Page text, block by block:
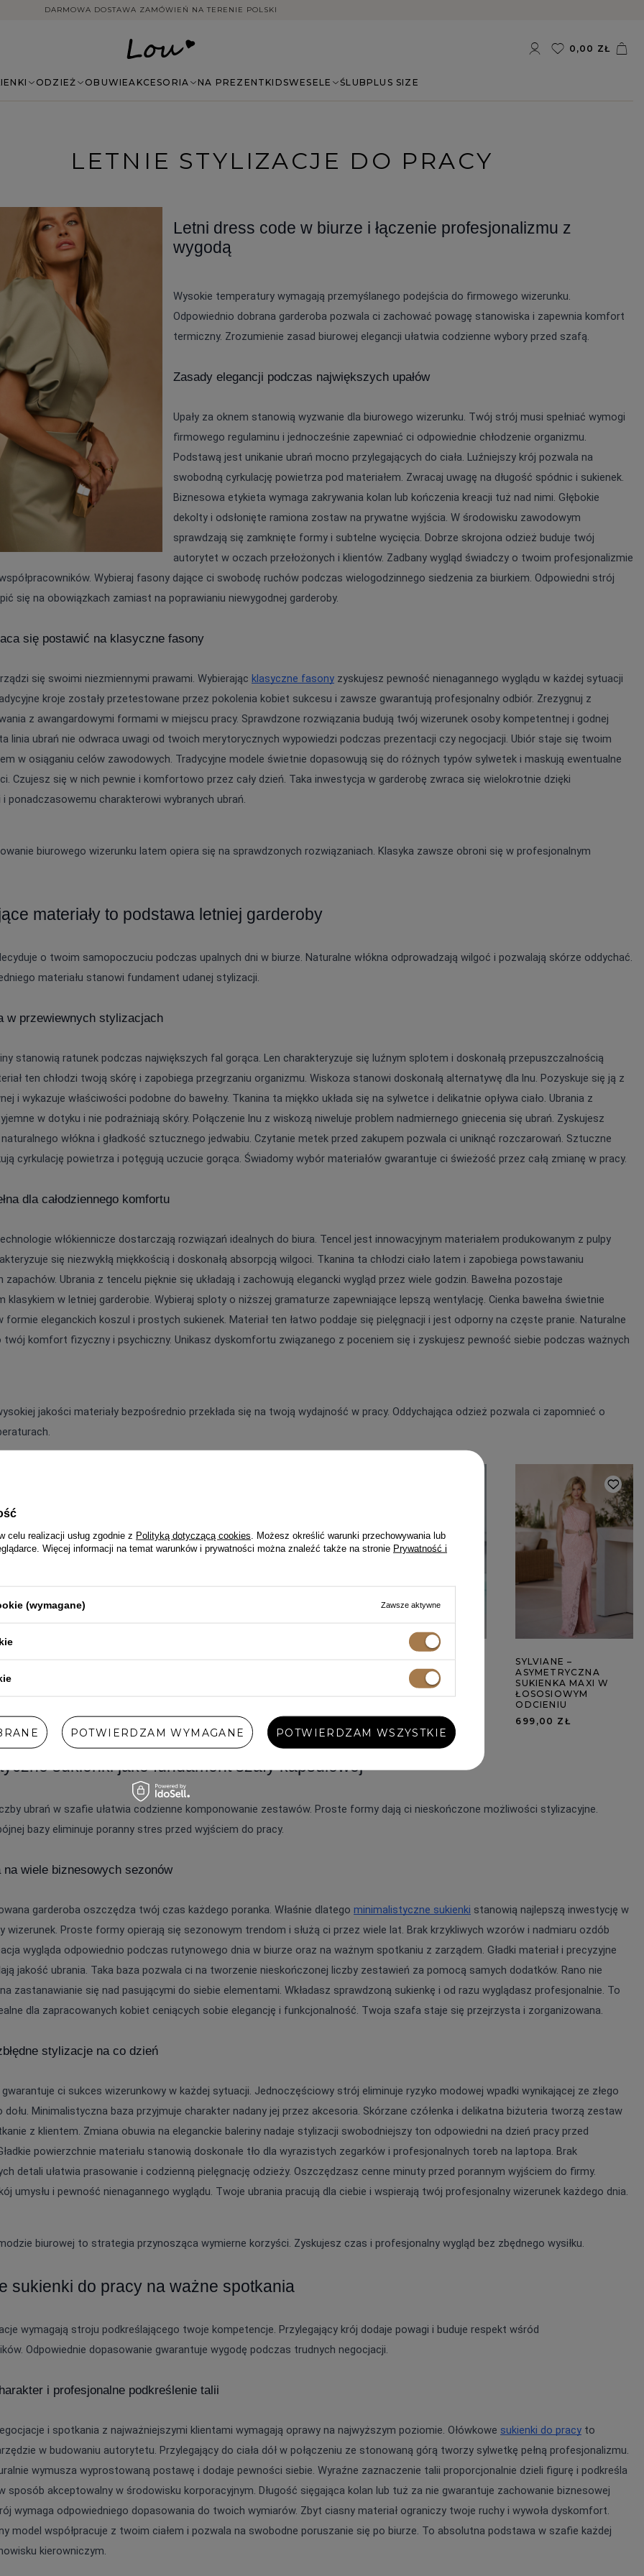
14 DNI NA ZWROT BEZ PODANIA PRZYCZYNY
0,00 ZŁ
/ Długość
Z DŁUGIM RĘKAWEM
Z KRÓTKIM RĘKAWEM
NA RAMIĄCZKACH
BEZ RAMIĄCZEK
BEZ DEKOLTU
KOPERTOWY
KARO
ASYMETRYCZNY
CARMEN
Kolor
CZERWONE
CZARNE
BEŻOWE
ŻÓŁTE
PRINTY
KREMOWE
ODZIEŻ OBUWIEAKCESORIA NA PREZENT KIDSWESELE ŚLUB PLUS SIZE
LETNIE STYLIZACJE DO PRACY
Letni dress code w biurze i łączenie profesjonalizmu z
wygodą
Wysokie temperatury wymagają przemyślanego podejścia do firmowego wizerunku.
Odpowiednio dobrana garderoba pozwala ci zachować powagę stanowiska i zapewnia komfort
termiczny. Zrozumienie zasad biurowej elegancji ułatwia codzienne wybory przed szafą.
Zasady elegancji podczas największych upałów
Upały za oknem stanowią wyzwanie dla biurowego wizerunku. Twój strój musi spełniać wymogi
firmowego regulaminu i jednocześnie zapewniać ci odpowiednie chłodzenie organizmu.
Podstawą jest unikanie ubrań mocno przylegających do ciała. Luźniejszy krój pozwala na
swobodną cyrkulację powietrza pod materiałem. Zwracaj uwagę na długość spódnic i sukienek.
Biznesowa etykieta wymaga zakrywania kolan lub kończenia kreacji tuż nad nimi. Głębokie
dekolty i odsłonięte ramiona zostaw na prywatne wyjścia. W środowisku zawodowym
sprawdzają się zamknięte formy i subtelne wycięcia. Dobrze skrojona odzież buduje twój
autorytet w oczach przełożonych i klientów. Zadbany wygląd świadczy o twoim profesjonalizmie
Wybieraj fasony dające ci swobodę ruchów podczas wielogodzinnego siedzenia za biurkiem. Odpowiedni strój
się na obowiązkach zamiast na poprawianiu niewygodnej garderoby.
się postawić na klasyczne fasony
się swoimi niezmiennymi prawami. Wybierając klasyczne fasony zyskujesz pewność nienagannego wyglądu w każdej sytuacji
kroje zostały przetestowane przez pokolenia kobiet sukcesu i zawsze gwarantują profesjonalny odbiór. Zrezygnuj z
z awangardowymi formami w miejscu pracy. Sprawdzone rozwiązania budują twój wizerunek osoby kompetentnej i godnej
linia ubrań nie odwraca uwagi od twoich merytorycznych wypowiedzi podczas prezentacji czy negocjacji. Ubiór staje się twoim
w osiąganiu celów zawodowych. Tradycyjne modele świetnie dopasowują się do różnych typów sylwetek i maskują ewentualne
Czujesz się w nich pewnie i komfortowo przez cały dzień. Taka inwestycja w garderobę zwraca się wielokrotnie dzięki
ponadczasowemu charakterowi wybranych ubrań.
biurowego wizerunku latem opiera się na sprawdzonych rozwiązaniach. Klasyka zawsze obroni się w profesjonalnym
materiały to podstawa letniej garderoby
o twoim samopoczuciu podczas upalnych dni w biurze. Naturalne włókna odprowadzają wilgoć i pozwalają skórze oddychać.
materiału stanowi fundament udanej stylizacji.
w przewiewnych stylizacjach
stanowią ratunek podczas największych fal gorąca. Len charakteryzuje się luźnym splotem i doskonałą przepuszczalnością
ten chłodzi twoją skórę i zapobiega przegrzaniu organizmu. Wiskoza stanowi doskonałą alternatywę dla lnu. Pozyskuje się ją z
i wykazuje właściwości podobne do bawełny. Tkanina ta miękko układa się na sylwetce i delikatnie opływa ciało. Ubrania z
w dotyku i nie podrażniają skóry. Połączenie lnu z wiskozą niweluje problem nadmiernego gniecenia się ubrań. Zyskujesz
włókna i gładkość sztucznego jedwabiu. Czytanie metek przed zakupem pozwala ci uniknąć rozczarowań. Sztuczne
cyrkulację powietrza i potęgują uczucie gorąca. Świadomy wybór materiałów gwarantuje ci świeżość przez całą zmianę w pracy.
dla całodziennego komfortu
włókiennicze dostarczają rozwiązań idealnych do biura. Tencel jest innowacyjnym materiałem produkowanym z pulpy
się niezwykłą miękkością i doskonałą absorpcją wilgoci. Tkanina ta chłodzi ciało latem i zapobiega powstawaniu
zapachów. Ubrania z tencelu pięknie się układają i zachowują elegancki wygląd przez wiele godzin. Bawełna pozostaje
klasykiem w letniej garderobie. Wybieraj sploty o niższej gramaturze zapewniające lepszą wentylację. Cienka bawełna świetnie
formie eleganckich koszul i prostych sukienek. Materiał ten łatwo poddaje się pielęgnacji i jest odporny na częste pranie. Naturalne
twój komfort fizyczny i psychiczny. Unikasz dyskomfortu związanego z poceniem się i zyskujesz pewność siebie podczas ważnych
jakości materiały bezpośrednio przekłada się na twoją wydajność w pracy. Oddychająca odzież pozwala ci zapomnieć o
Z
SUKIENKA MAXI Z
DRAPOWANYMI
SYLVIANE –
ASYMETRYCZNA
SUKIENKA MAXI W
ŁOSOSIOWYM
ODCIENIU
699,00 ZŁ
sukienki jako fundament szafy kapsułowej
ubrań w szafie ułatwia codzienne komponowanie zestawów. Proste formy dają ci nieskończone możliwości stylizacyjne.
bazy eliminuje poranny stres przed wyjściem do pracy.
na wiele biznesowych sezonów
garderoba oszczędza twój czas każdego poranka. Właśnie dlatego minimalistyczne sukienki stanowią najlepszą inwestycję w
wizerunek. Proste formy opierają się sezonowym trendom i służą ci przez wiele lat. Brak krzykliwych wzorów i nadmiaru ozdób
wygląda odpowiednio podczas rutynowego dnia w biurze oraz na ważnym spotkaniu z zarządem. Gładki materiał i precyzyjne
jakość ubrania. Taka baza pozwala ci na tworzenie nieskończonej liczby zestawień za pomocą samych dodatków. Rano nie
zastanawianie się nad pasującymi do siebie elementami. Wkładasz sprawdzoną sukienkę i od razu wyglądasz profesjonalnie. To
dla zapracowanych kobiet ceniących sobie elegancję i funkcjonalność. Twoja szafa staje się przejrzysta i zorganizowana.
stylizacje na co dzień
ci sukces wizerunkowy w każdej sytuacji. Jednoczęściowy strój eliminuje ryzyko modowej wpadki wynikającej ze złego
dołu. Minimalistyczna baza przyjmuje charakter nadany jej przez akcesoria. Skórzane czółenka i delikatna biżuteria tworzą zestaw
z klientem. Zmiana obuwia na eleganckie baleriny nadaje stylizacji swobodniejszy ton odpowiedni na dzień pracy przed
powierzchnie materiału stanowią doskonałe tło dla wyrazistych zegarków i profesjonalnych toreb na laptopa. Brak
detali ułatwia prasowanie i codzienną pielęgnację odzieży. Oszczędzasz cenne minuty przed porannym wyjściem do firmy.
umysłu i pewność nienagannego wyglądu. Twoje ubrania pracują dla ciebie i wspierają twój profesjonalny wizerunek każdego dnia.
biurowej to strategia przynosząca wymierne korzyści. Zyskujesz czas i profesjonalny wygląd bez zbędnego wysiłku.
sukienki do pracy na ważne spotkania
wymagają stroju podkreślającego twoje kompetencje. Przylegający krój dodaje powagi i buduje respekt wśród
Odpowiednie dopasowanie gwarantuje wygodę podczas trudnych negocjacji.
i profesjonalne podkreślenie talii
i spotkania z najważniejszymi klientami wymagają oprawy na najwyższym poziomie. Ołówkowe sukienki do pracy to
w budowaniu autorytetu. Przylegający do ciała dół w połączeniu ze stonowaną górą tworzy sylwetkę pełną profesjonalizmu.
wymusza wyprostowaną postawę i dodaje pewności siebie. Wyraźne zaznaczenie talii proporcjonalnie dzieli figurę i podkreśla
sposób akceptowalny w środowisku korporacyjnym. Długość sięgająca kolan lub tuż za nie gwarantuje zachowanie biznesowej
wymaga odpowiedniego dopasowania do twoich wymiarów. Zbyt ciasny materiał ograniczy twoje ruchy i wywoła dyskomfort.
model współpracuje z twoim ciałem i pozwala na swobodne poruszanie się po biurze. To absolutna podstawa w szafie każdej
kierowniczym.
celu realizacji usług zgodnie z Polityką dotyczącą cookies . Możesz określić warunki przechowywania lub
Więcej informacji na temat warunków i prywatności można znaleźć także na stronie Prywatność i
(wymagane) Zawsze aktywne
POTWIERDZAM WYMAGANE POTWIERDZAM WSZYSTKIE